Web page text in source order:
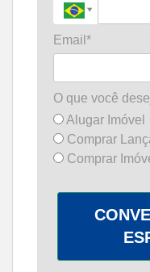
Email*
O que você
Alugar Imóvel
Comprar
Comprar